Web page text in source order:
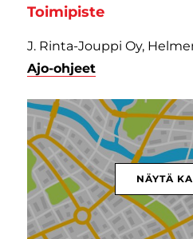
Toimipiste
J. Rinta-Jouppi Oy,
Ajo-ohjeet
NÄYTÄ